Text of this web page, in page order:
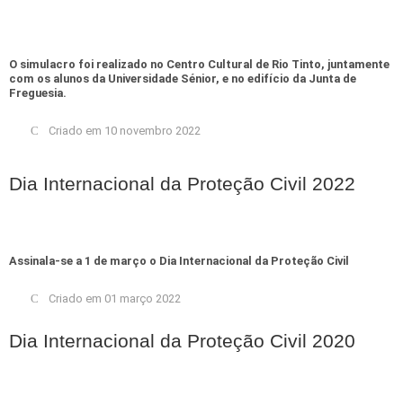
O simulacro foi realizado no Centro Cultural de Rio Tinto, juntamente
com os alunos da Universidade Sénior, e no edifício da Junta de
Freguesia.
Criado em 10 novembro 2022
Dia Internacional da Proteção Civil 2022
Assinala-se a 1 de março o Dia Internacional da Proteção Civil
Criado em 01 março 2022
Dia Internacional da Proteção Civil 2020